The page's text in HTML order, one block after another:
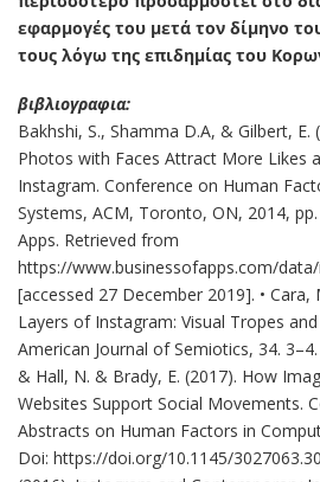
εφαρμογές του μετά τον δίμηνο
τους λόγω της επιδημίας του
βιβλιογραφια:
Bakhshi, S., Shamma D.A, & Gilbert, E.
Photos with Faces Attract More Likes
Instagram. Conference on Human
Systems, ACM, Toronto, ON, 2014,
Apps. Retrieved from
https://www.businessofapps.com/
[accessed 27 December 2019]. • Cara,
Layers of Instagram: Visual Tropes
American Journal of Semiotics, 34.
& Hall, N. & Brady, E. (2017). How
Websites Support Social Movements.
Abstracts on Human Factors in
Doi: https://doi.org/10.1145/